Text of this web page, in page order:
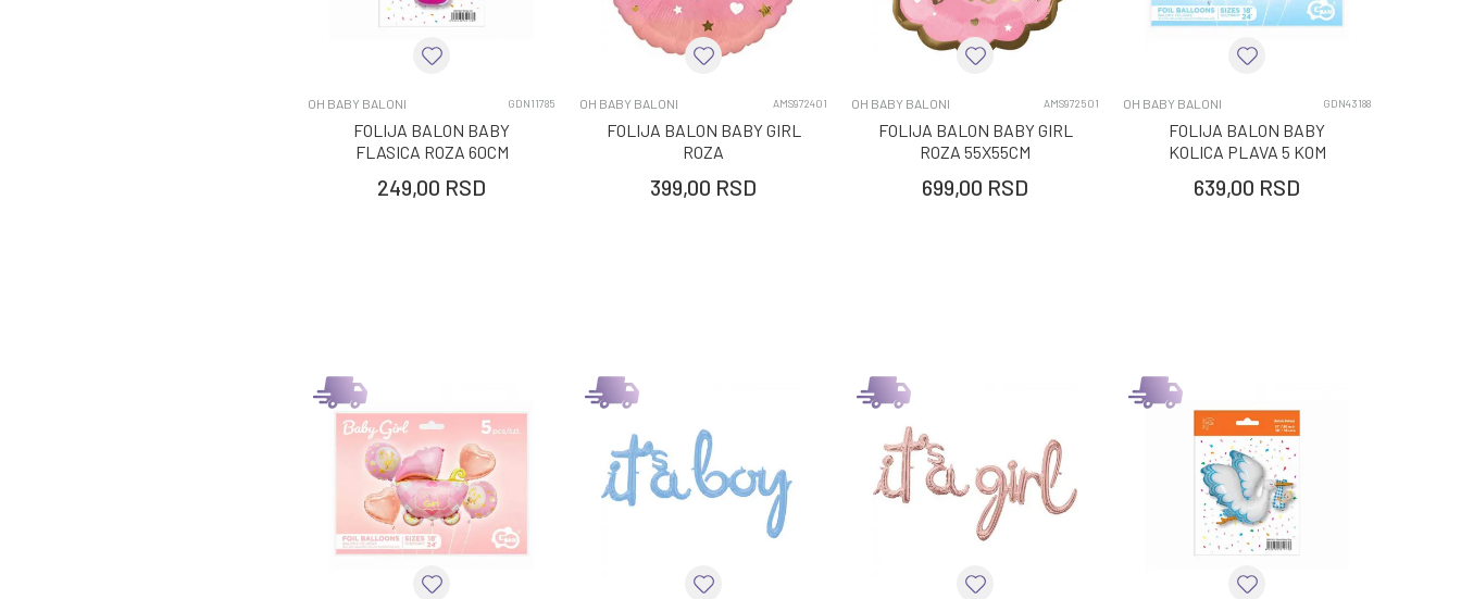
OH BABY BALONI GDN11785
FOLIJA BALON BABY
FLASICA ROZA 60CM
249,00 RSD
OH BABY BALONI AMS972401
FOLIJA BALON BABY GIRL
ROZA
399,00 RSD
OH BABY BALONI AMS972501
FOLIJA BALON BABY GIRL
ROZA 55X55CM
699,00 RSD
OH BABY BALONI GDN43188
FOLIJA BALON BABY
KOLICA PLAVA 5 KOM
639,00 RSD